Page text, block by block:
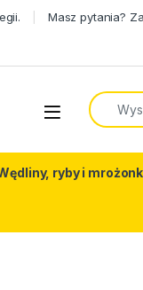
Masz pytania?
Open
Search
ryby i